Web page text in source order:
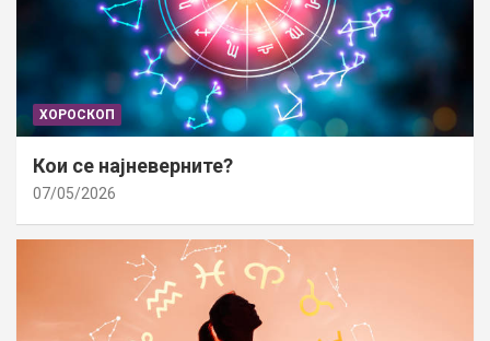
ХОРОСКОП
Кои се најневерните?
07/05/2026